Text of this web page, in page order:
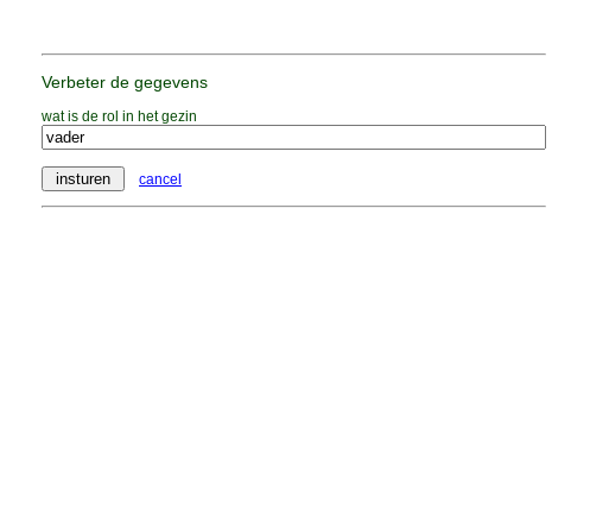
Verbeter de gegevens
wat is de rol in het gezin
cancel